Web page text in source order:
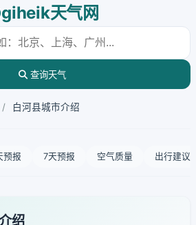
giheik天气网
查询天气
/ 白河县城市介绍
预报 7天预报 空气质量 出行建议
绍